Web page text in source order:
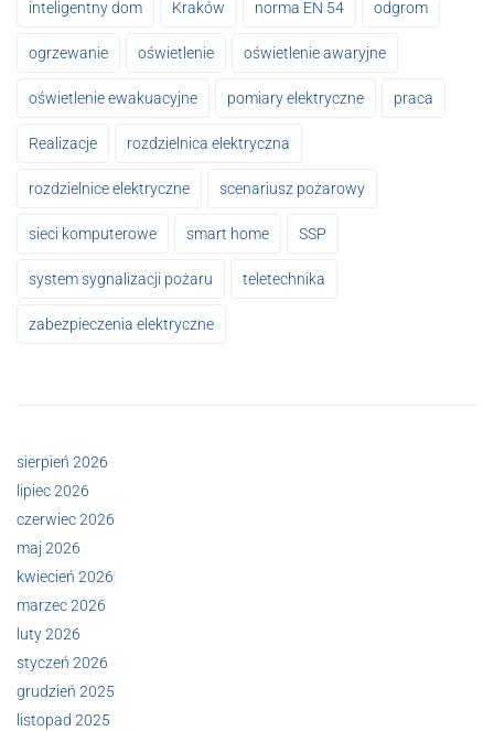
inteligentny dom Kraków norma EN 54 odgrom
ogrzewanie oświetlenie oświetlenie awaryjne
oświetlenie ewakuacyjne pomiary elektryczne praca
Realizacje rozdzielnica elektryczna
rozdzielnice elektryczne scenariusz pożarowy
sieci komputerowe smart home SSP
system sygnalizacji pożaru teletechnika
zabezpieczenia elektryczne
sierpień 2026
lipiec 2026
czerwiec 2026
maj 2026
kwiecień 2026
marzec 2026
luty 2026
styczeń 2026
grudzień 2025
listopad 2025